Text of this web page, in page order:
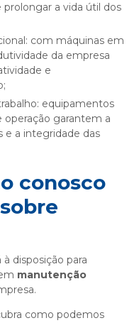
a vida útil dos
da empresa
e
operação garantem a
e a integridade das
conosco
disposição para
manutenção
como podemos